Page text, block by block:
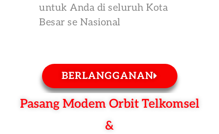
untuk Anda di seluruh Kota
Besar se Nasional
BERLANGGANAN
Pasang Modem Orbit Telkomsel
&